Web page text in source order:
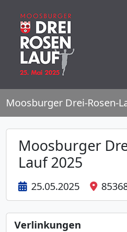
Moosburger Drei-Rosen-
Moosburger
Lauf 2025
25.05.2025
Verlinkungen